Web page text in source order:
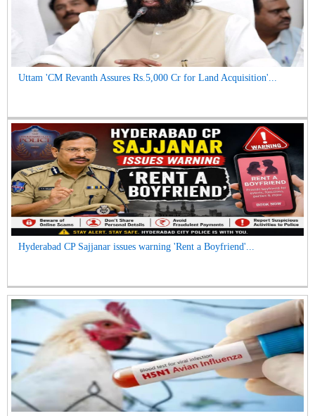
Uttam 'CM Revanth Assures Rs.5,000 Cr for Land Acquisition'...
Hyderabad CP Sajjanar issues warning 'Rent a Boyfriend'...